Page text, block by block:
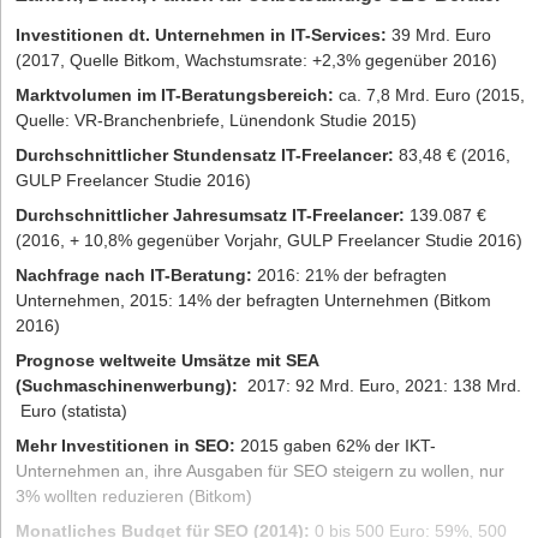
Design und Marke
Das Erscheinungsbild deines Foodtrucks ist das A und O bei der
Kundengewinnung. Dazu zählen Farbe, Schriften, Schilder,
am besten auch im Inneren des Trucks wieder. Denn es sollte nicht
vergessen werden, dass die Gesamtwahrnehmung des Kunden
auch auf das Innenleben des Wagens fällt. Wartende Kunden
blicken nicht gern auf leere, langweilige Wände im Truck. Hier
Foodtruck sauber, ordentlich und hygienisch hältst, innen wie
außen, sollte selbstverständlich sein.
Damit sich dein Imbisswagen auch im Gedächtnis deiner Kunden
manifestiert, ist es sinnvoll, den Stil des Wagens auch auf deine
Visitenkarten, Webseite und Social-Media-Kanäle zu bringen. In
vielen Fällen macht ist es sinnvoll, ein eigenes Logo designen zu
lassen, um dich von den anderen Foodtrucks abzuheben.
Marketing-Basics
Wie oben kurz beschrieben, ist es das Wichtigste, den eigenen
Betriebliche Kennziffern für den mittelständischen
Bekleidungsfachhandel 2015
Netto-Handelsspanne (ohne MwSt.):39,5 % (BTE
Gesamtkosten:37,0 % (BTE Betriebsvergleich 2016)
Betriebsw. Gewinn in % vom Bruttoumsatz:
Betriebsvergleich 2016)
Als Modehändler selbstständig machen: Branchen-
Insights
Der deutsche Fashion-Markt stellt einen der größten
Wirtschaftszweige Deutschlands dar. Rund ein Fünftel des
gesamten Marktes beansprucht er für sich, Tendenz steigend. Die
Investitionen dt. Unternehmen in IT-Services: 39 Mrd. Euro
(2017, Quelle Bitkom, Wachstumsrate: +2,3% gegenüber 2016)
Marktvolumen im IT-Beratungsbereich: ca. 7,8 Mrd. Euro (2015,
Quelle: VR-Branchenbriefe, Lünendonk Studie 2015)
Durchschnittlicher Stundensatz IT-Freelancer: 83,48 € (2016,
GULP Freelancer Studie 2016)
Durchschnittlicher Jahresumsatz IT-Freelancer: 139.087 €
(2016, + 10,8% gegenüber Vorjahr, GULP Freelancer Studie 2016)
Nachfrage nach IT-Beratung: 2016: 21% der befragten
Unternehmen, 2015: 14% der befragten Unternehmen (Bitkom
2016)
Prognose weltweite Umsätze mit SEA
(Suchmaschinenwerbung):
2017: 92 Mrd. Euro, 2021: 138 Mrd.
Euro (statista)
Mehr Investitionen in SEO: 2015 gaben 62% der IKT-
Unternehmen an, ihre Ausgaben für SEO steigern zu wollen, nur
3% wollten reduzieren (Bitkom)
Monatliches Budget für SEO (2014): 0 bis 500 Euro: 59%, 500